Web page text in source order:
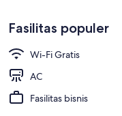
Fasilitas populer
Wi-Fi Gratis
AC
Fasilitas bisnis